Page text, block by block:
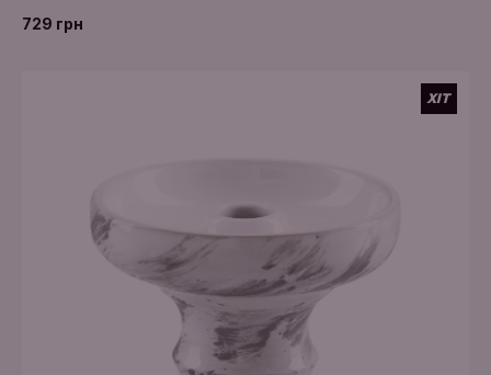
729 грн
ХІТ